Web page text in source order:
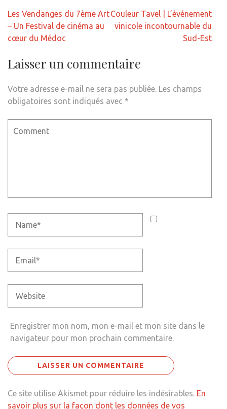
Navigation
de
l’article
Les Vendanges du 7ème Art
– Un Festival de cinéma au
cœur du Médoc
Couleur Tavel | L’événement
vinicole incontournable du
Sud-Est
Laisser un commentaire
Votre adresse e-mail ne sera pas publiée. Les champs
obligatoires sont indiqués avec *
Enregistrer mon nom, mon e-mail et mon site dans le
navigateur pour mon prochain commentaire.
Ce site utilise Akismet pour réduire les indésirables. En
savoir plus sur la façon dont les données de vos